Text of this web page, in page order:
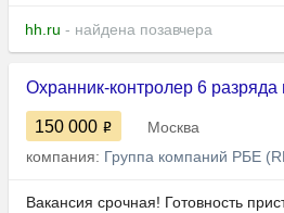
hh.ru - найдена позавчера
Охранник-контролер 6
150 000
Москва
компания: Группа компаний РБЕ
Вакансия срочная! Готовность